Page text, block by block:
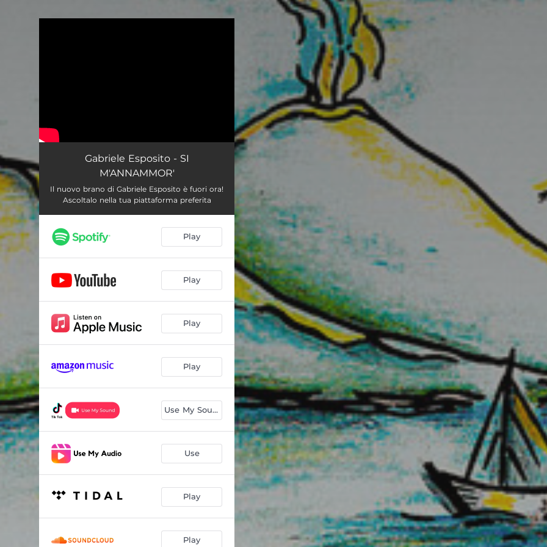
Gabriele Esposito - SI
M'ANNAMMOR'
Il nuovo brano di Gabriele Esposito è fuori ora!
Ascoltalo nella tua piattaforma preferita
Play
Play
Play
Play
Use My Sound
Use
Play
Play